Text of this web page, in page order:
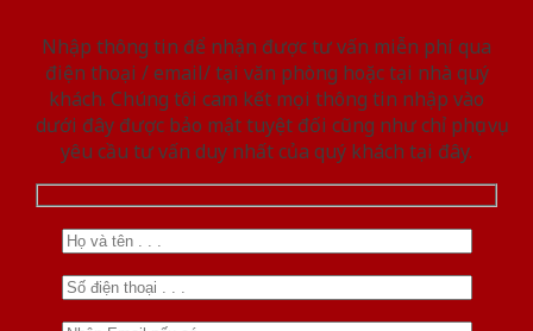
Nhập thông tin để nhận được tư vấn miễn phí qua
điện thoại / email/ tại văn phòng hoặc tại nhà quý
khách. Chúng tôi cam kết mọi thông tin nhập vào
dưới đây được bảo mật tuyệt đối cũng như chỉ phục vụ
yêu cầu tư vấn duy nhất của quý khách tại đây.